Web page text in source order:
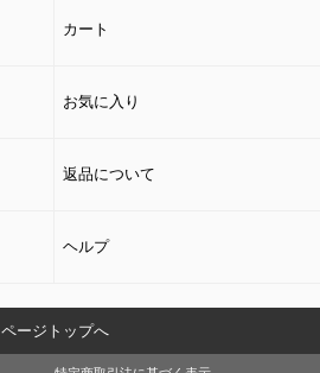
カート
お気に入り
返品について
ヘルプ
ページトップへ